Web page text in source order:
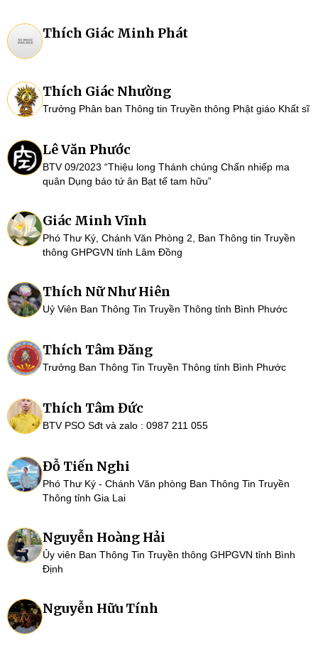
Thích Giác Minh Phát
Thích Giác Nhường
Trưởng Phân ban Thông tin Truyền thông Phật giáo Khất sĩ
Lê Văn Phước
BTV 09/2023 “Thiệu long Thánh chủng Chấn nhiếp ma
quân Dụng báo tứ ân Bạt tế tam hữu”
Giác Minh Vĩnh
Phó Thư Ký, Chánh Văn Phòng 2, Ban Thông tin Truyền
thông GHPGVN tỉnh Lâm Đồng
Thích Nữ Như Hiên
Uỷ Viên Ban Thông Tin Truyền Thông tỉnh Bình Phước
Thích Tâm Đăng
Trưởng Ban Thông Tin Truyền Thông tỉnh Bình Phước
Thích Tâm Đức
BTV PSO Sđt và zalo : 0987 211 055
Đỗ Tiến Nghi
Phó Thư Ký - Chánh Văn phòng Ban Thông Tin Truyền
Thông tỉnh Gia Lai
Nguyễn Hoàng Hải
Ủy viên Ban Thông Tin Truyền thông GHPGVN tỉnh Bình
Định
Nguyễn Hữu Tính